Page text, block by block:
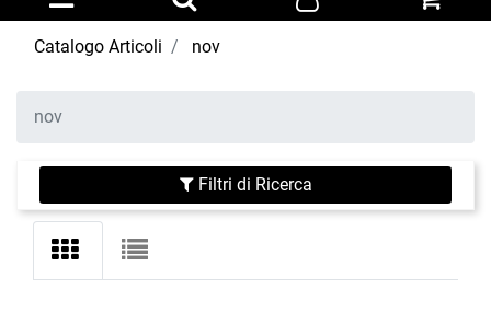
Catalogo Articoli nov
nov
Filtri di Ricerca